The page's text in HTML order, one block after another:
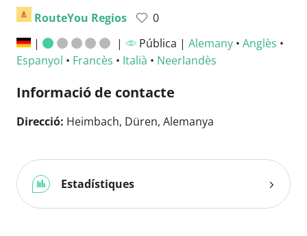
RouteYou Regios
0
|
| Pública | Alemany• Anglès •
Espanyol • Francès • Italià • Neerlandès
Informació de contacte
Direcció: Heimbach, Düren, Alemanya
Estadístiques